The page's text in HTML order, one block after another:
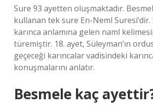
Sure 93 ayetten oluşmaktadır.
kullanan tek sure En-Neml
karınca anlamına gelen naml
türemiştir. 18. ayet, Süleyman’ın
geçeceği karıncalar vadisindeki
konuşmalarını anlatır.
Besmele kaç